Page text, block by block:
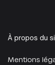
À propos du
Mentions